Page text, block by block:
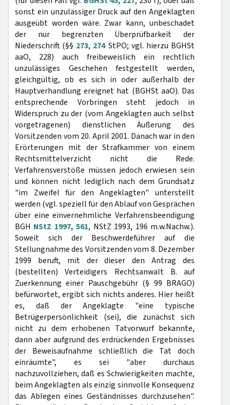
sonst ein unzulässiger Druck auf den Angeklagten
ausgeübt worden wäre. Zwar kann, unbeschadet
der nur begrenzten Überprüfbarkeit der
Niederschrift (§§ 273, 274StPO; vgl. hierzu BGHSt
aaO, 228) auch freibeweislich ein rechtlich
unzulässiges Geschehen festgestellt werden,
gleichgültig, ob es sich in oder außerhalb der
Hauptverhandlung ereignet hat (BGHSt aaO). Das
entsprechende Vorbringen steht jedoch in
Widerspruch zu der (vom Angeklagten auch selbst
vorgetragenen) dienstlichen Äußerung des
Vorsitzenden vom 20. April 2001. Danach war in den
Erörterungen mit der Strafkammer von einem
Rechtsmittelverzicht nicht die Rede.
Verfahrensverstöße müssen jedoch erwiesen sein
und können nicht lediglich nach dem Grundsatz
"im Zweifel für den Angeklagten" unterstellt
werden (vgl. speziell für den Ablauf von Gesprächen
über eine einvernehmliche Verfahrensbeendigung
BGH NStZ 1997, 561, NStZ 1993, 196 m.w.Nachw.).
Soweit sich der Beschwerdeführer auf die
Stellungnahme des Vorsitzenden vom 8. Dezember
1999 beruft, mit der dieser den Antrag des
(bestellten) Verteidigers Rechtsanwalt B. auf
Zuerkennung einer Pauschgebühr (§ 99 BRAGO)
befürwortet, ergibt sich nichts anderes. Hier heißt
es, daß der Angeklagte "eine typische
Betrügerpersönlichkeit (sei), die zunächst sich
nicht zu dem erhobenen Tatvorwurf bekannte,
dann aber aufgrund des erdrückenden Ergebnisses
der Beweisaufnahme schließlich die Tat doch
einräumte", es sei "aber durchaus
nachzuvollziehen, daß es Schwierigkeiten machte,
beim Angeklagten als einzig sinnvolle Konsequenz
das Ablegen eines Geständnisses durchzusehen".